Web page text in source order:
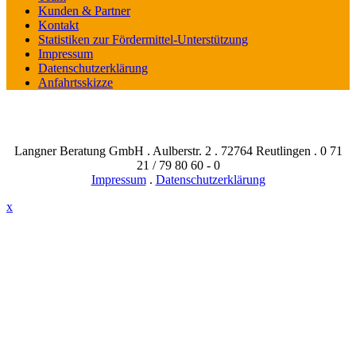
Kunden & Partner
Kontakt
Statistiken zur Fördermittel-Unterstützung
Impressum
Datenschutzerklärung
Anfahrtsskizze
Langner Beratung GmbH . Aulberstr. 2 . 72764 Reutlingen . 0 71
21 / 79 80 60 - 0
Impressum. Datenschutzerklärung
x